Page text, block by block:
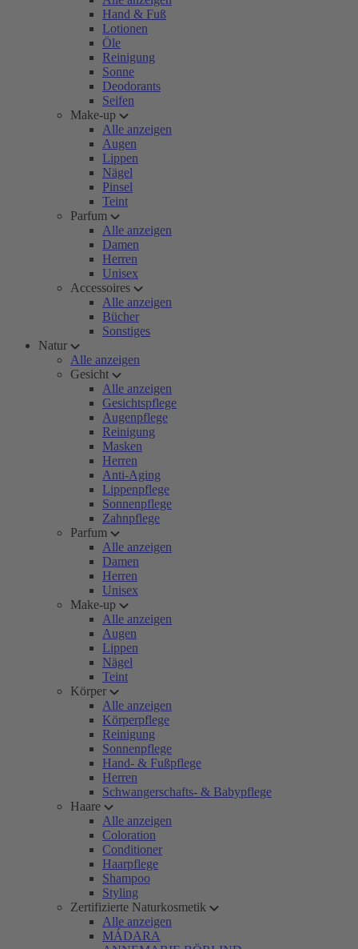
Hand & Fuß
Lotionen
Öle
Reinigung
Sonne
Deodorants
Seifen
Make-up
Alle anzeigen
Augen
Lippen
Nägel
Pinsel
Teint
Parfum
Alle anzeigen
Damen
Herren
Unisex
Accessoires
Alle anzeigen
Bücher
Sonstiges
Natur
Alle anzeigen
Gesicht
Alle anzeigen
Gesichtspflege
Augenpflege
Reinigung
Masken
Herren
Anti-Aging
Lippenpflege
Sonnenpflege
Zahnpflege
Parfum
Alle anzeigen
Damen
Herren
Unisex
Make-up
Alle anzeigen
Augen
Lippen
Nägel
Teint
Körper
Alle anzeigen
Körperpflege
Reinigung
Sonnenpflege
Hand- & Fußpflege
Herren
Schwangerschafts- & Babypflege
Haare
Alle anzeigen
Coloration
Conditioner
Haarpflege
Shampoo
Styling
Zertifizierte Naturkosmetik
Alle anzeigen
MÁDARA